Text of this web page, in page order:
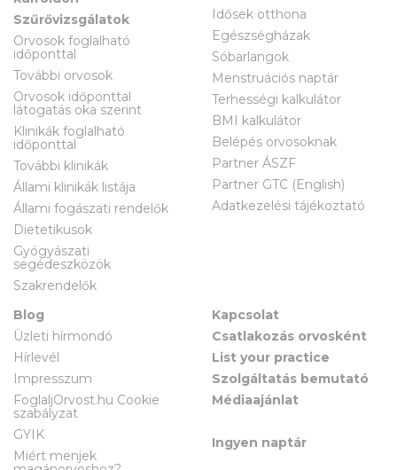
Szűrővizsgálatok
Orvosok foglalható
időponttal
További orvosok
Orvosok időponttal
látogatás oka szerint
Klinikák foglalható
időponttal
További klinikák
Állami klinikák listája
Állami fogászati rendelők
Dietetikusok
Gyógyászati
segédeszközök
Szakrendelők
Idősek otthona
Egészségházak
Sóbarlangok
Menstruációs naptár
Terhességi kalkulátor
BMI kalkulátor
Belépés orvosoknak
Partner ÁSZF
Partner GTC (English)
Adatkezelési tájékoztató
Blog
Üzleti hírmondó
Hírlevél
Impresszum
FoglaljOrvost.hu Cookie
szabályzat
GYIK
Miért menjek
Kapcsolat
Csatlakozás orvosként
List your practice
Szolgáltatás bemutató
Médiaajánlat
Ingyen naptár